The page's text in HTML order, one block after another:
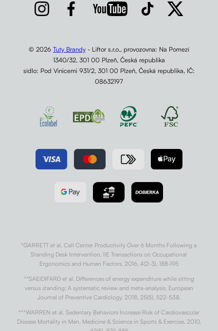
© 2026 Tuty Brandy- Liftor s.r.o., provozovna: Na Pomezí
1340/32, 301 00 Plzeň, Česká republika
sídlo: Pod Vinicemi 931/2, 301 00 Plzeň, Česká republika, IČ:
08632197
*GARRETT et al. Call Center Productivity Over 6 Months Following a
Standing Desk Intervention. IIE Transactions on Occupational
Ergonomics and Human Factors. 2016, 4(2-3), 188-195
**SAEIDIFARD et al. Differences of energy expenditure while sitting
versus standing: A systematic review and meta-analysis. European
Journal of Preventive Cardiology. 2018, 25(5), 522-538.
***WARREN et al. Sedentary Behaviors Increase Risk of Cardiovascular
Disease Mortality in Men. Medicine & Science in Sports & Exercise. 2010,